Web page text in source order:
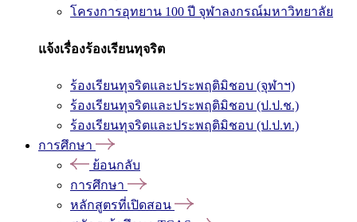
โครงการอุทยาน 100 ปี จุฬาลงกรณ์มหาวิทยาลัย
แจ้งเรื่องร้องเรียนทุจริต
ร้องเรียนทุจริตและประพฤติมิชอบ (จุฬาฯ)
ร้องเรียนทุจริตและประพฤติมิชอบ (ป.ป.ช.)
ร้องเรียนทุจริตและประพฤติมิชอบ (ป.ป.ท.)
การศึกษา
ย้อนกลับ
การศึกษา
หลักสูตรที่เปิดสอน